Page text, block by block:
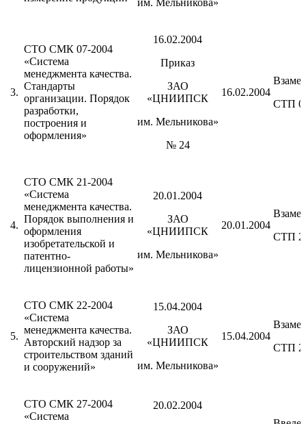
3.
СТО СМК 07-2004
«Система
менеджмента качества.
Стандарты
организации. Порядок
разработки,
построения и
оформления»
16.02.2004
Приказ
ЗАО
«ЦНИИПСК
им. Мельникова»
№ 24
16.02.2004
СТП
4.
СТО СМК 21-2004
«Система
менеджмента качества.
Порядок выполнения и
оформления
изобретательской и
патентно-
лицензионной работы»
20.01.2004
ЗАО
«ЦНИИПСК
им. Мельникова»
20.01.2004
СТП
5.
СТО СМК 22-2004
«Система
менеджмента качества.
Авторский надзор за
строительством зданий
и сооружений»
15.04.2004
ЗАО
«ЦНИИПСК
им. Мельникова»
15.04.2004
СТП
СТО СМК 27-2004
«Система
20.02.2004